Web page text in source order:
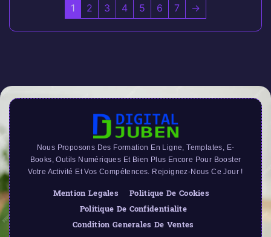
1 2 3 4 5 6 7 →
Nous Proposons Des Formation En Ligne, Templates, E-
Books, Outils Numériques Et Bien Plus Encore Pour Booster
Votre Activité Et Vos Compétences. Rejoignez-Nous Ce Jour !
Mention Legales
Politique De Cookies
Politique De Confidentialite
Condition Generales De Ventes